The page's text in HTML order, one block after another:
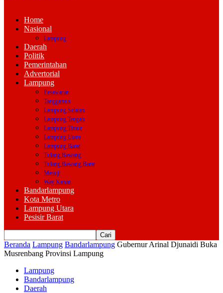
Home
Nasional
Lampung
Daerah
Politik
Pemerintahan
Advertorial
Lampung
Pesawaran
Tanggamus
Lampung Selatan
Lampung Tengah
Lampung Timur
Lampung Utara
Lampung Barat
Tulang Bawang
Tulang Bawang Barat
Mesuji
Way Kanan
Bandarlampung
Kota Metro
Lampung Utara
Pesisir Barat
Beranda Lampung Bandarlampung Gubernur Arinal Djunaidi Buka
Musrenbang Provinsi Lampung
Lampung
Bandarlampung
Daerah